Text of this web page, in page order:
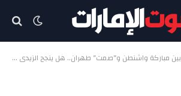
بين مباركة واشنطن و”صمت” طهران.. هل ينجح الزيدي في فك عقدة المنشار؟